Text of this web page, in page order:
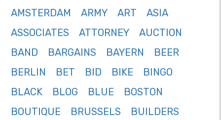
AMSTERDAM
ARMY ART
ASIA
ASSOCIATES
ATTORNEY
AUCTION
BAND
BARGAINS BAYERN
BEER
BERLIN
BET BID BIKE
BINGO
BLACK
BLOG BLUE
BOSTON
BOUTIQUE
BRUSSELS
BUILDERS